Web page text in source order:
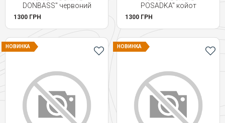
DONBASS" червоний
1300 ГРН
POSADKA" койот
1300 ГРН
НОВИНКА НОВИНКА